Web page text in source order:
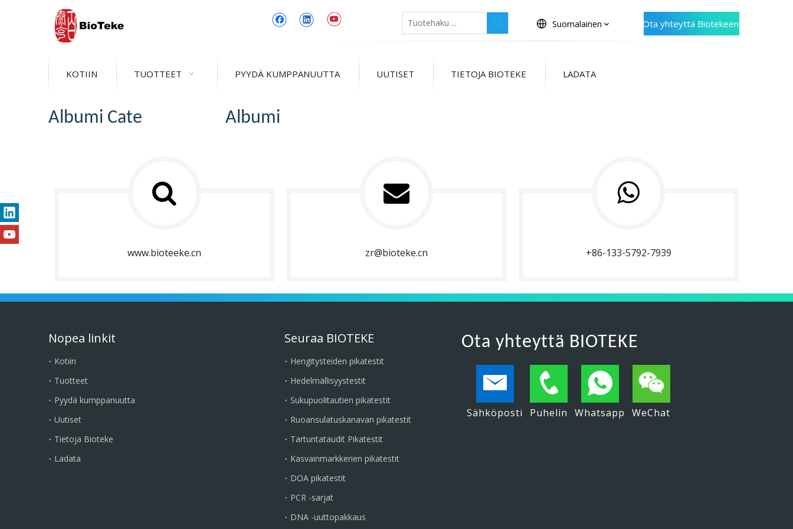
Suomalainen Ota yhteyttä Biotekeen
KOTIIN TUOTTEET PYYDÄ KUMPPANUUTTA UUTISET TIETOJA BIOTEKE LADATA
Albumi Cate Albumi
www.bioteeke.cn zr@bioteke.cn +86-133-5792-7939
Nopea linkit
Kotiin
Tuotteet
Pyydä kumppanuutta
Uutiset
Tietoja Bioteke
Ladata
Seuraa BIOTEKE
Hengitysteiden pikatestit
Hedelmällisyystestit
Sukupuolitautien pikatestit
Ruoansulatuskanavan pikatestit
Tartuntataudit Pikatestit
Kasvainmarkkerien pikatestit
DOA pikatestit
PCR -sarjat
DNA -uuttopakkaus
Ota yhteyttä BIOTEKE
Sähköposti Puhelin Whatsapp WeChat